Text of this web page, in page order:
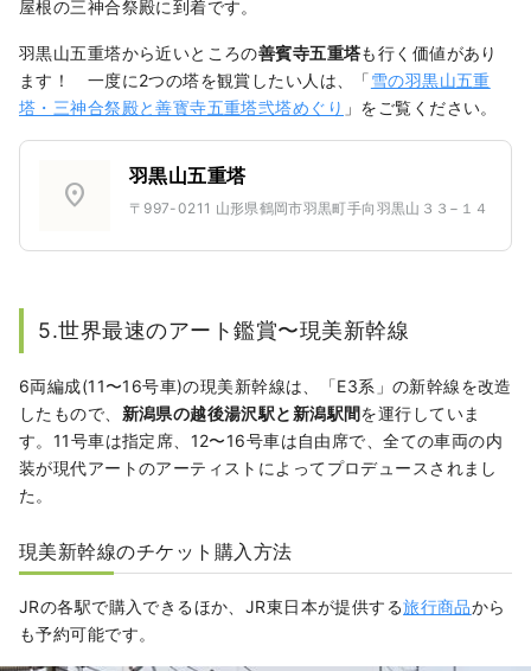
屋根の三神合祭殿に到着です。
羽黒山五重塔から近いところの善賓寺五重塔も行く価値があり
ます！ 一度に2つの塔を観賞したい人は、「雪の羽黒山五重
塔・三神合祭殿と善寳寺五重塔弐塔めぐり 」をご覧ください。
location_on
羽黒山五重塔
〒997-0211 山形県鶴岡市羽黒町手向羽黒山３３−１４
5.世界最速のアート鑑賞〜現美新幹線
6両編成(11〜16号車)の現美新幹線は、「E3系」の新幹線を改造
したもので、 新潟県の越後湯沢駅と新潟駅間を運行していま
す。11号車は指定席、12〜16号車は自由席で、全ての車両の内
装が現代アートのアーティストによってプロデュースされまし
た。
現美新幹線のチケット購入方法
JRの各駅で購入できるほか、JR東日本が提供する旅行商品から
も予約可能です。